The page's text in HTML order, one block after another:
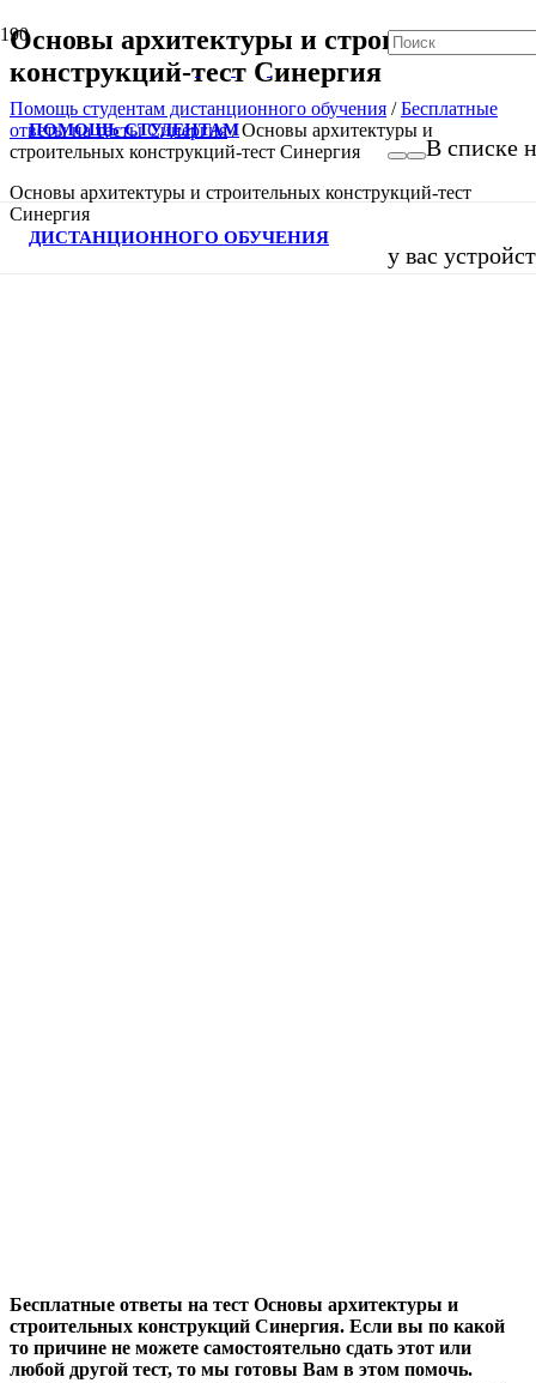
ПОМОЩЬ СТУДЕНТАМ
ДИСТАНЦИОННОГО ОБУЧЕНИЯ
В списке
у вас
Основы архитектуры и строительных
конструкций-тест Синергия
Помощь студентам дистанционного обучения /Бесплатные
ответы на тесты Синергия/Основы архитектуры и
строительных конструкций-тест Синергия
Основы архитектуры и строительных конструкций-тест
Синергия
Бесплатные ответы на тест Основы архитектуры и
строительных конструкций Синергия. Если вы по какой
то причине не можете самостоятельно сдать этот или
любой другой тест, то мы готовы Вам в этом помочь.